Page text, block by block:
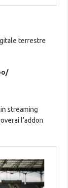
terrestre
streaming
l’addon